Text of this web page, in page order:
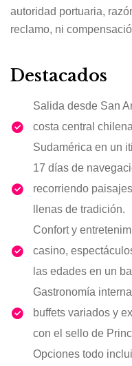
autoridad portuaria,
reclamo, ni
Destacados
Salida desde San
costa central
Sudamérica en un
17 días de
recorriendo
llenas de tradición.
Confort y
casino,
las edades en un
Gastronomía
buffets variados y
con el sello de
Opciones todo